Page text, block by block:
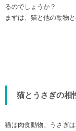
るのでしょうか？
まずは、猫と他の動物
猫とうさぎの相
猫は肉食動物、うさぎ